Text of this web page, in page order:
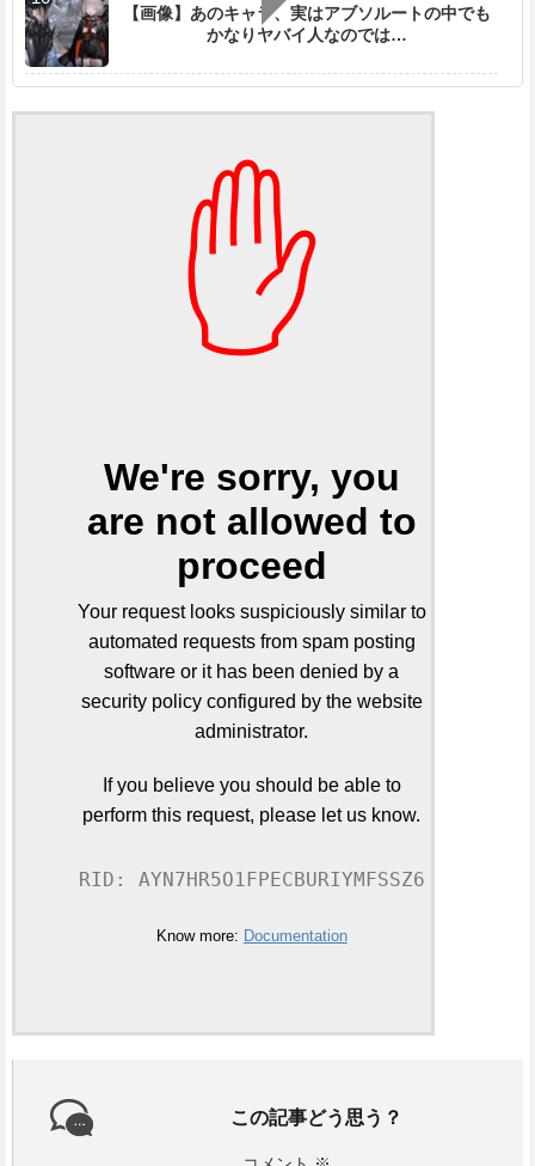
【画像】あのキャラ、実はアブソルートの中でも
かなりヤバイ人なのでは…
✋
We're sorry, you
are not allowed to
proceed
Your request looks suspiciously similar to
automated requests from spam posting
software or it has been denied by a
security policy configured by the website
administrator.
If you believe you should be able to
perform this request, please let us know.
RID: AYN7HR5O1FPECBURIYMFSSZ6
Know more: Documentation
この記事どう思う？